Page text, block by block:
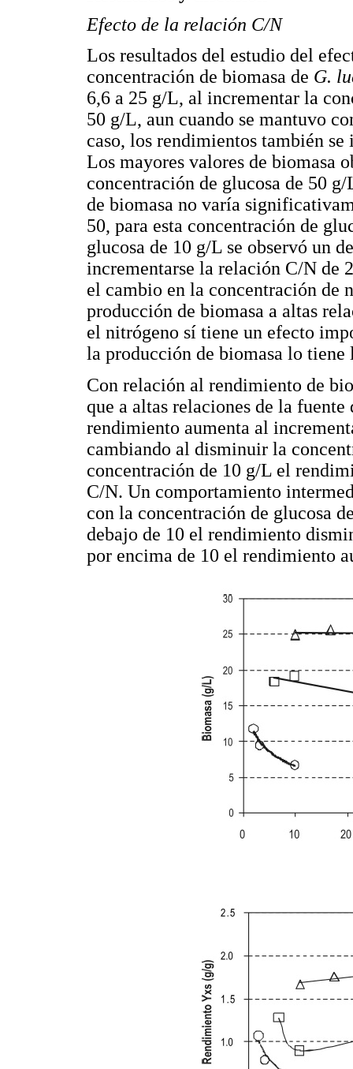
Efecto de la relación C/N
Los resultados del estudio del
concentración de biomasa de G.
6,6 a 25 g/L, al incrementar la
50 g/L, aun cuando se mantuvo
caso, los rendimientos también
Los mayores valores de biomasa
concentración de glucosa de 50
de biomasa no varía
50, para esta concentración de
glucosa de 10 g/L se observó un
incrementarse la relación C/N de
el cambio en la concentración de
producción de biomasa a altas
el nitrógeno sí tiene un efecto
la producción de biomasa lo tiene
Con relación al rendimiento de
que a altas relaciones de la
rendimiento aumenta al
cambiando al disminuir la
concentración de 10 g/L el
C/N. Un comportamiento
con la concentración de glucosa
debajo de 10 el rendimiento
por encima de 10 el rendimiento